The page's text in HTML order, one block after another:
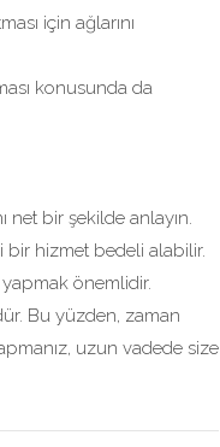
için ağlarını
konusunda da
net bir şekilde anlayın.
bir hizmet bedeli alabilir.
önemlidir.
Bu yüzden, zaman
uzun vadede size